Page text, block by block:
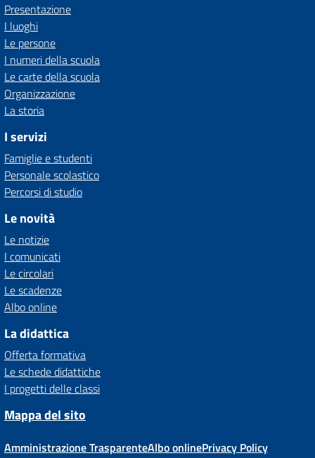
Presentazione
I luoghi
Le persone
I numeri della scuola
Le carte della scuola
Organizzazione
La storia
I servizi
Famiglie e studenti
Personale scolastico
Percorsi di studio
Le novità
Le notizie
I comunicati
Le circolari
Le scadenze
Albo online
La didattica
Offerta formativa
Le schede didattiche
I progetti delle classi
Mappa del sito
Amministrazione TrasparenteAlbo onlinePrivacy Policy